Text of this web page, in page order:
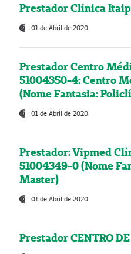
Prestador Clínica
01 de Abril de 2020
Prestador Centro
51004350-4: Centro
(Nome Fantasia:
01 de Abril de 2020
Prestador: Vipmed
51004349-0 (Nome
Master)
01 de Abril de 2020
Prestador CENTRO